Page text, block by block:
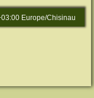
Europe/Chisinau